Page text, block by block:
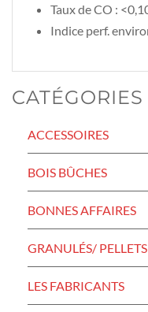
Taux de CO :
Indice perf.
ACCESSOIRES
BOIS BÛCHES
BONNES AFFAIRES
GRANULÉS/ PELLETS
LES FABRICANTS